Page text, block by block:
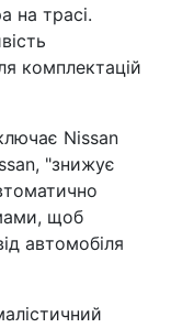
на трасі.
комплектацій
Nissan
"знижує
щоб
автомобіля